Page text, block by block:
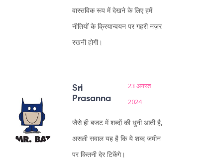
वास्तविक रूप में देखने के लिए हमें
नीतियों के क्रियान्वयन पर गहरी नज़र
रखनी होगी।
Sri
Prasanna
23 अगस्त
2024
जैसे ही बजट में शब्दों की धुनी आती है,
असली सवाल यह है कि ये शब्द जमीन
पर कितनी देर टिकेंगे।